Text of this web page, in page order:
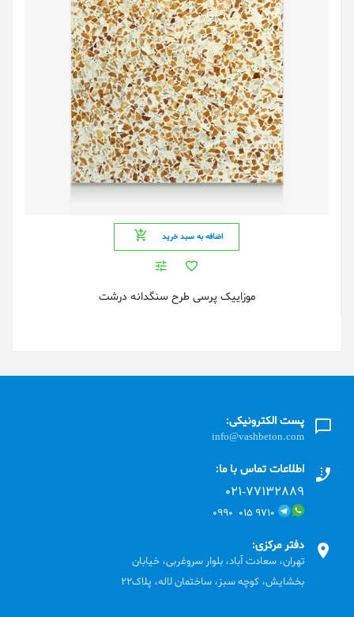
اضافه به سبد خرید
موزاییک پرسی طرح سنگدانه درشت
پست الکترونیکی:
info@vashbeton.com
اطلاعات تماس با ما:
۰۲۱-۷۷۱٣۲۸۸۹
۹۷۱۰ ۰۱۵ ۰۹۹۰
دفتر مرکزی:
تهران، سعادت آباد، بلوار سروغربی، خیابان
بخشایش، کوچه سبز، ساختمان لاله، پلاک22